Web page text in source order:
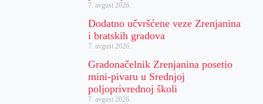
7. avgust 2026.
Dodatno učvršćene veze Zrenjanina
i bratskih gradova
7. avgust 2026.
Gradonačelnik Zrenjanina posetio
mini-pivaru u Srednjoj
poljoprivrednoj školi
7. avgust 2026.